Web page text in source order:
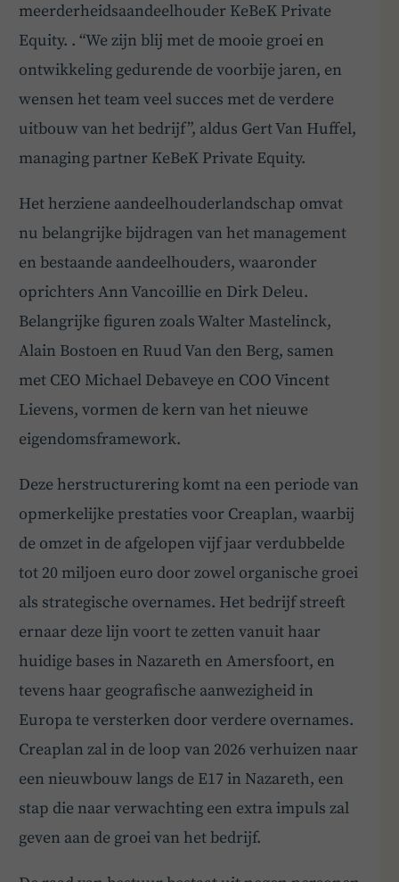
meerderheidsaandeelhouder KeBeK Private
Equity. . “We zijn blij met de mooie groei en
ontwikkeling gedurende de voorbije jaren, en
wensen het team veel succes met de verdere
uitbouw van het bedrijf”, aldus Gert Van Huffel,
managing partner KeBeK Private Equity.
Het herziene aandeelhouderlandschap omvat
nu belangrijke bijdragen van het management
en bestaande aandeelhouders, waaronder
oprichters Ann Vancoillie en Dirk Deleu.
Belangrijke figuren zoals Walter Mastelinck,
Alain Bostoen en Ruud Van den Berg, samen
met CEO Michael Debaveye en COO Vincent
Lievens, vormen de kern van het nieuwe
eigendomsframework.
Deze herstructurering komt na een periode van
opmerkelijke prestaties voor Creaplan, waarbij
de omzet in de afgelopen vijf jaar verdubbelde
tot 20 miljoen euro door zowel organische groei
als strategische overnames. Het bedrijf streeft
ernaar deze lijn voort te zetten vanuit haar
huidige bases in Nazareth en Amersfoort, en
tevens haar geografische aanwezigheid in
Europa te versterken door verdere overnames.
Creaplan zal in de loop van 2026 verhuizen naar
een nieuwbouw langs de E17 in Nazareth, een
stap die naar verwachting een extra impuls zal
geven aan de groei van het bedrijf.
Hey! Heb je een vraag over goed bestuur? Stel
ze gerust!